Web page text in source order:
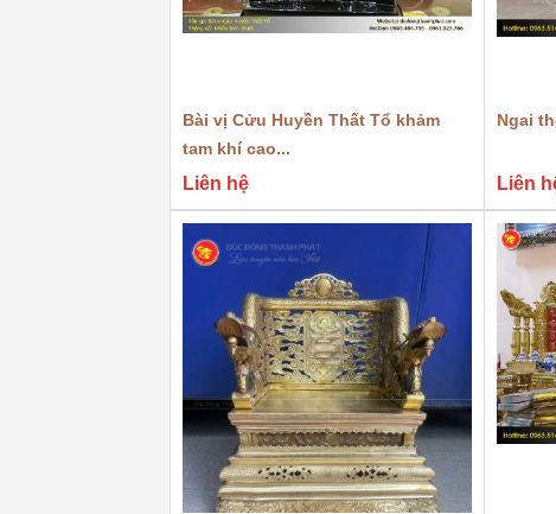
Bài vị Cửu Huyền Thất Tổ khảm
tam khí cao...
Liên hệ
Ngai
Liên